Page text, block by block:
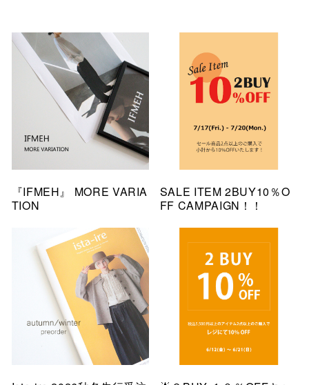
『IFMEH』 MORE VARIA
TION
SALE ITEM 2BUY10％O
FF CAMPAIGN！！